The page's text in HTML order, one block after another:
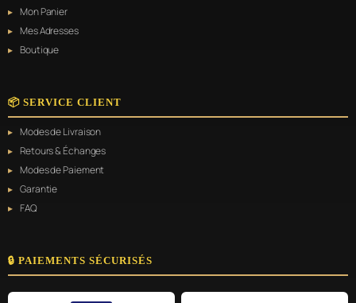
Mon Panier
Mes Adresses
Boutique
📦 SERVICE CLIENT
Modes de Livraison
Retours & Échanges
Modes de Paiement
Garantie
FAQ
🔒 PAIEMENTS SÉCURISÉS